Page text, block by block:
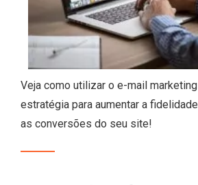
Veja como utilizar o e-mail
estratégia para aumentar a
as conversões do seu site!